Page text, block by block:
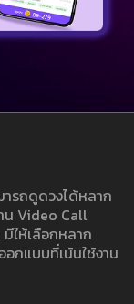
รถดูดวงได้หลาก
น Video Call
ให้เลือกหลาก
กแบบที่เน้นใช้งาน